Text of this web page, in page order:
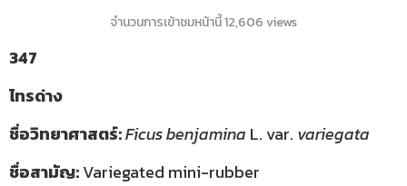
จำนวนการเข้าชมหน้านี้ 12,606 views
347
ไทรด่าง
ชื่อวิทยาศาสตร์:Ficus benjamina L. var. variegata
ชื่อสามัญ:Variegated mini-rubber